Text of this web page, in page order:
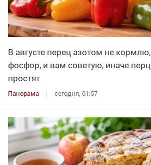
В августе перец азотом не
фосфор, и вам советую, иначе
простят
Панорама сегодня, 01:57